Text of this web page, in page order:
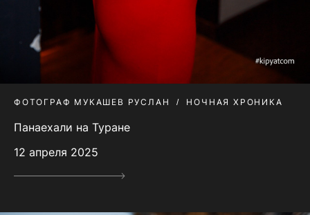
ФОТОГРАФ МУКАШЕВ РУСЛАН НОЧНАЯ ХРОНИКА
Панаехали на Туране
12 апреля 2025